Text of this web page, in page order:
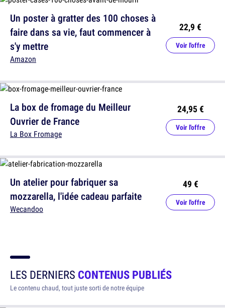
Un poster à gratter des 100 choses à
faire dans sa vie, faut commencer à
s'y mettre
Amazon
22,9 €
Voir l'offre
Un atelier pour fabriquer sa
mozzarella, l'idée cadeau parfaite
Wecandoo
49 €
Voir l'offre
La box de fromage du Meilleur
Ouvrier de France
La Box Fromage
24,95 €
Voir l'offre
LES DERNIERS CONTENUS PUBLIÉS
Le contenu chaud, tout juste sorti de notre équipe